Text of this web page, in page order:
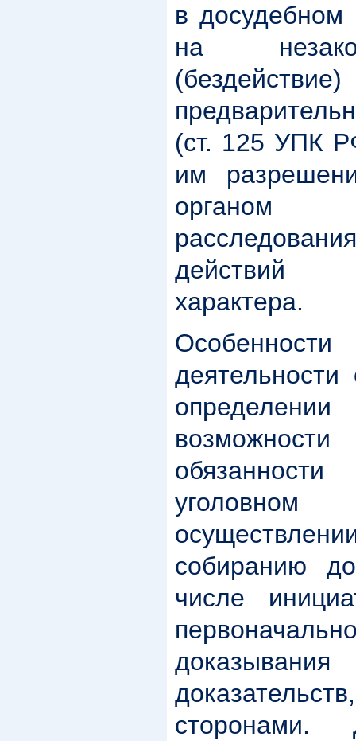
в досудебном
на
(ст. 125 УПК
им
органом
действий
характера.
Особенности
собиранию
числе
сторонами.